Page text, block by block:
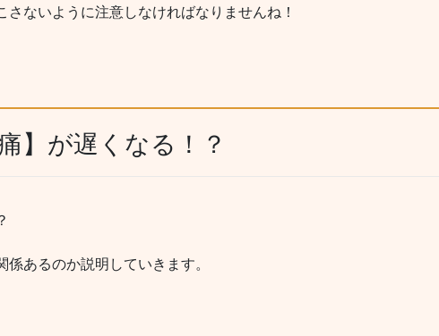
さないように注意しなければなりませんね！
】が遅くなる！？
あるのか説明していきます。